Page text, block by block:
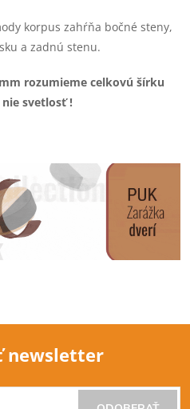
korpus zahŕňa bočné steny,
a zadnú stenu.
rozumieme celkovú šírku
svetlosť !
newsletter